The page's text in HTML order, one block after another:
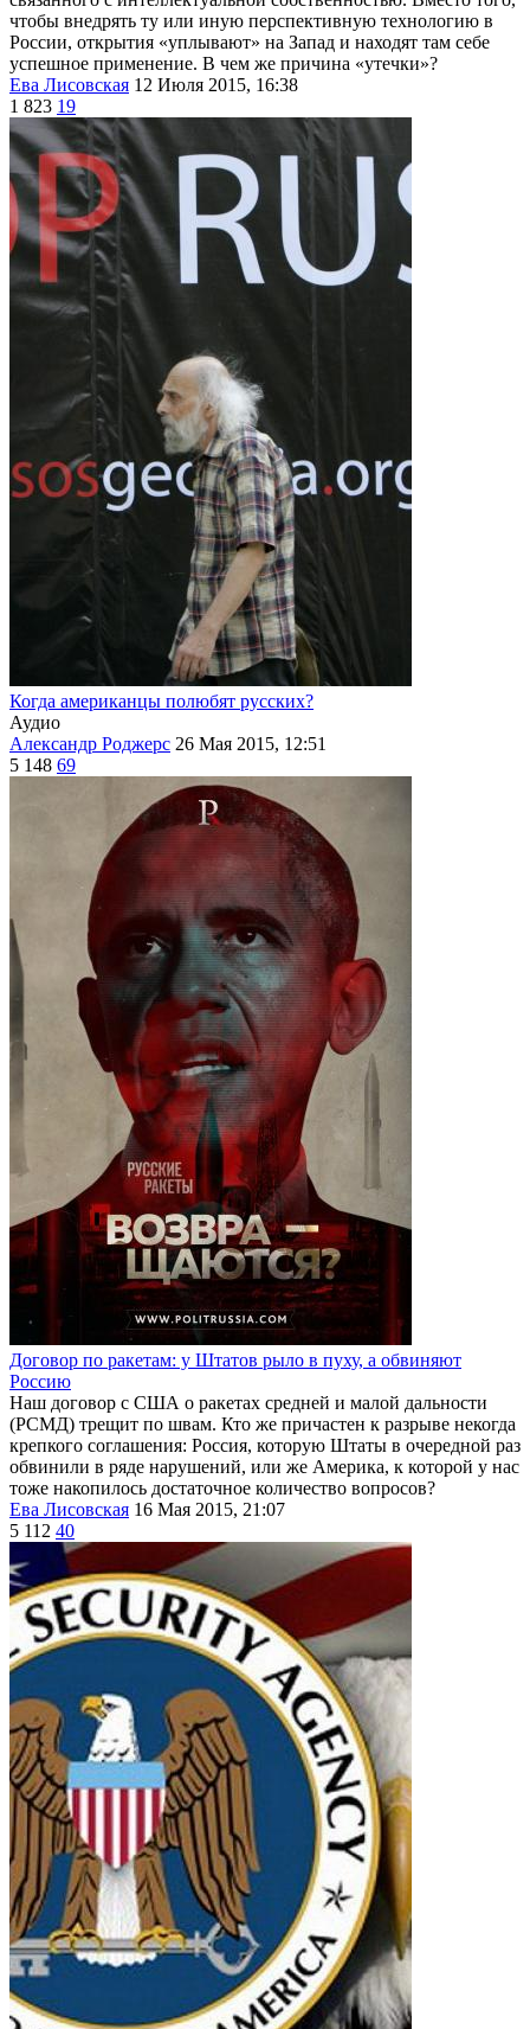
чтобы внедрять ту или иную перспективную технологию в
России, открытия «уплывают» на Запад и находят там себе
успешное применение. В чем же причина «утечки»?
Ева Лисовская 12 Июля 2015, 16:38
1 823 19
Когда американцы полюбят русских?
Аудио
Александр Роджерс 26 Мая 2015, 12:51
5 148 69
Договор по ракетам: у Штатов рыло в пуху, а обвиняют
Россию
Наш договор с США о ракетах средней и малой дальности
(РСМД) трещит по швам. Кто же причастен к разрыве некогда
крепкого соглашения: Россия, которую Штаты в очередной раз
обвинили в ряде нарушений, или же Америка, к которой у нас
тоже накопилось достаточное количество вопросов?
Ева Лисовская 16 Мая 2015, 21:07
5 112 40